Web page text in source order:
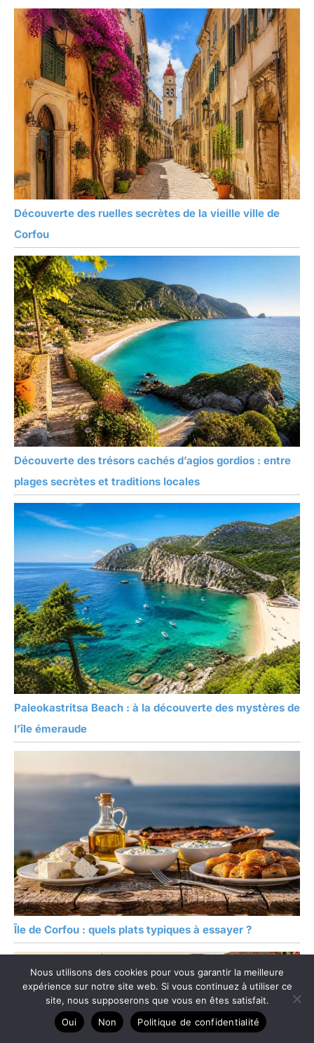
Découverte des ruelles secrètes de la vieille ville de
Corfou
Découverte des trésors cachés d’agios gordios : entre
plages secrètes et traditions locales
Paleokastritsa Beach : à la découverte des mystères de
l’île émeraude
Île de Corfou : quels plats typiques à essayer ?
Nous utilisons des cookies pour vous garantir la meilleure
expérience sur notre site web. Si vous continuez à utiliser ce
site, nous supposerons que vous en êtes satisfait.
Oui
Non Politique de confidentialité